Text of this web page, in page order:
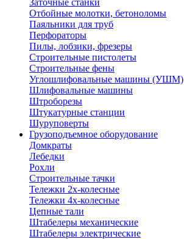
Заточные станки
Отбойные молотки, бетоноломы
Паяльники для труб
Перфораторы
Пилы, лобзики, фрезеры
Строительные пистолеты
Строительные фены
Углошлифовальные машины (УШМ)
Шлифовальные машины
Штроборезы
Штукатурные станции
Шуруповерты
Грузоподъемное оборудование
Домкраты
Лебедки
Рохли
Строительные тачки
Тележки 2х-колесные
Тележки 4х-колесные
Цепные тали
Штабелеры механические
Штабелеры электрические